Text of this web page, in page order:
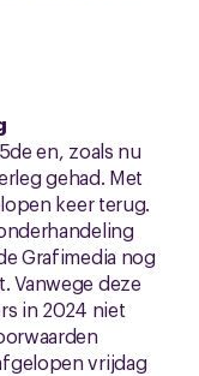
en, zoals nu
gehad. Met
keer terug.
Grafimedia nog
Vanwege deze
in 2024 niet
vrijdag